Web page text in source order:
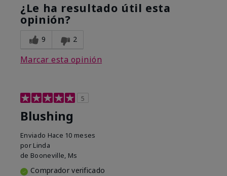
¿Le ha resultado útil esta
opinión?
9 2
Marcar esta opinión
5
Blushing
Enviado Hace 10 meses
por Linda
de Booneville, Ms
Comprador verificado